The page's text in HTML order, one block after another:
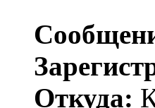
Откуда: